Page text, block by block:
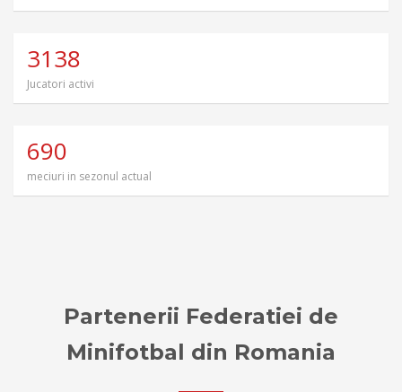
3138
Jucatori activi
690
meciuri in sezonul actual
Partenerii Federatiei de
Minifotbal din Romania